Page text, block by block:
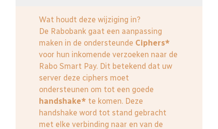
Wat houdt deze wijziging in?
De Rabobank gaat een aanpassing
maken in de ondersteunde Ciphers*
voor hun inkomende verzoeken naar de
Rabo Smart Pay. Dit betekend dat uw
server deze ciphers moet
ondersteunen om tot een goede
handshake* te komen. Deze
handshake word tot stand gebracht
met elke verbinding naar en van de